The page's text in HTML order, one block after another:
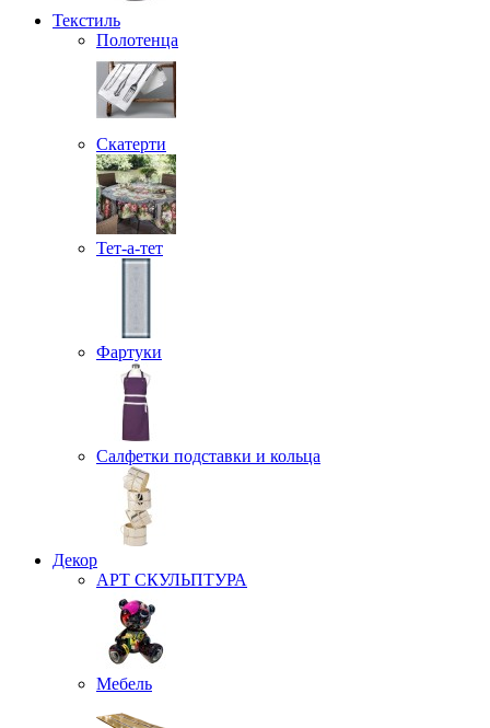
Текстиль
Полотенца
Скатерти
Тет-а-тет
Фартуки
Салфетки подставки и кольца
Декор
АРТ СКУЛЬПТУРА
Мебель